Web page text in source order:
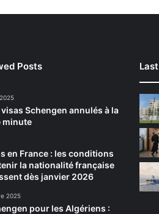
Posts
Schengen annulés à la
minute
en France : les conditions
la nationalité française
dès janvier 2026
2025
pour les Algériens :